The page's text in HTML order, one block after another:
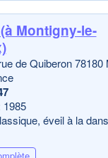
Montigny-le-
de Quiberon 78180
1985
éveil à la